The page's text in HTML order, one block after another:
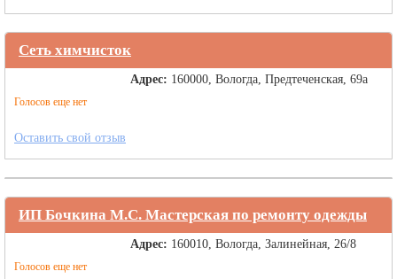
Сеть химчисток
Голосов еще нет
Адрес: 160000, Вологда, Предтеченская, 69а
Оставить свой отзыв
ИП Бочкина М.С. Мастерская по ремонту одежды
Голосов еще нет
Адрес: 160010, Вологда, Залинейная, 26/8